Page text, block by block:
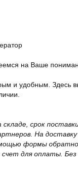
на Ваше
и удобным. Здесь
складе, срок
На
формы
для оплаты.